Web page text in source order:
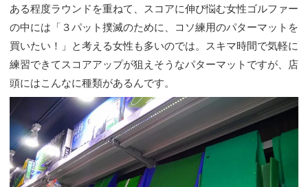
ある程度ラウンドを重ねて、スコアに伸び悩む女性ゴルファー
の中には「３パット撲滅のために、コソ練用のパターマットを
買いたい！」と考える女性も多いのでは。スキマ時間で気軽に
練習できてスコアアップが狙えそうなパターマットですが、店
頭にはこんなに種類があるんです。